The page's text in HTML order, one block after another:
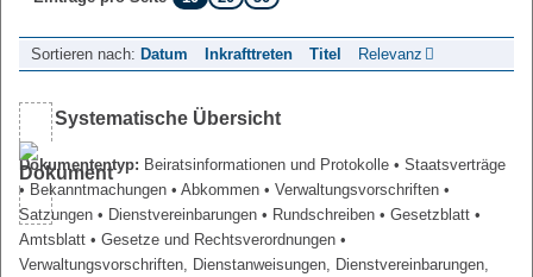
Sortieren nach: Datum Inkrafttreten Titel Relevanz
Systematische Übersicht
Dokumententyp: Beiratsinformationen und Protokolle • Staatsverträge
• Bekanntmachungen • Abkommen • Verwaltungsvorschriften •
Satzungen • Dienstvereinbarungen • Rundschreiben • Gesetzblatt •
Amtsblatt • Gesetze und Rechtsverordnungen •
Verwaltungsvorschriften, Dienstanweisungen, Dienstvereinbarungen,